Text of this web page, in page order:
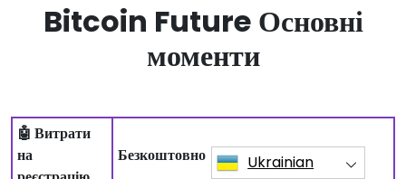
Bitcoin Future Основні
моменти
🤖 Витрати
на
Безкоштовно Ukrainian